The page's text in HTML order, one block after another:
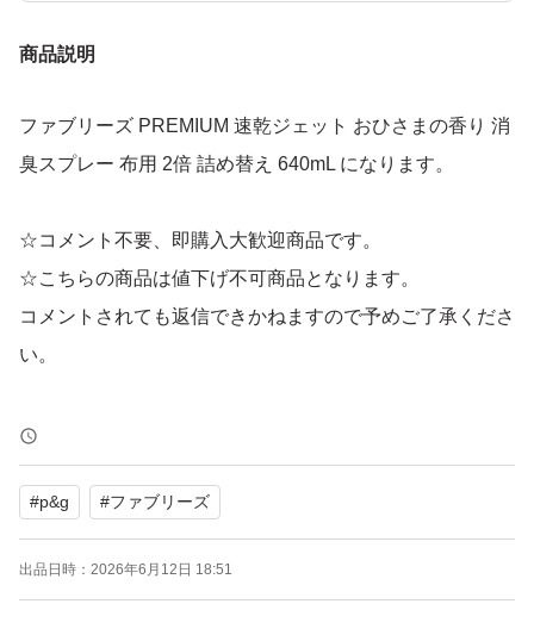
商品説明
ファブリーズ PREMIUM 速乾ジェット おひさまの香り 消
臭スプレー 布用 2倍 詰め替え 640mL になります。
☆コメント不要、即購入大歓迎商品です。
☆こちらの商品は値下げ不可商品となります。
コメントされても返信できかねますので予めご了承くださ
い。
●すばやく広がる消臭・除菌*1ミスト！
●高濃度消臭ミストで消臭+速乾*2！しかも除菌*1！
●肌に触れる衣類やお子さまのいる家庭での使用もOK！
*1 特定の菌・条件下で試験。全ての菌を除菌できるわけ
ではありません。
#p&g #ファブリーズ
出品日時： 2026年6月12日 18:51